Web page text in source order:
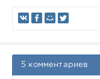
5 комментариев